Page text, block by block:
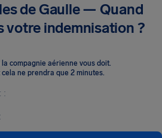
de Gaulle — Quand
votre indemnisation ?
compagnie aérienne vous doit.
cela ne prendra que 2 minutes.